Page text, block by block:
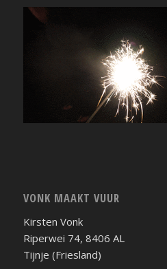
VONK MAAKT VUUR
Kirsten Vonk
Riperwei 74, 8406 AL
Tijnje (Friesland)